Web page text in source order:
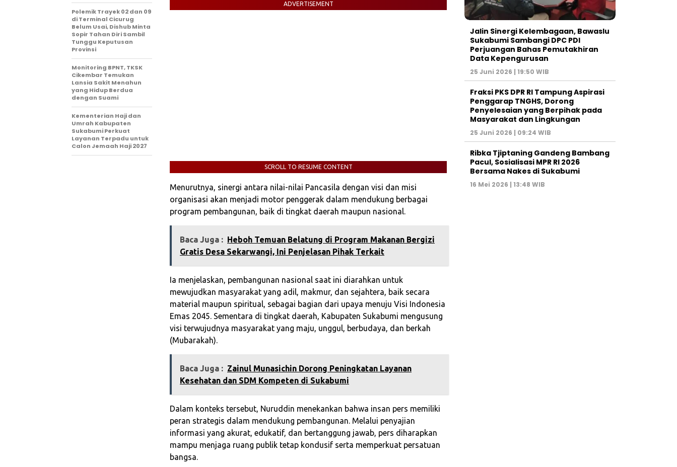
ADVERTISEMENT
SCROLL TO RESUME CONTENT
Menurutnya, sinergi antara nilai-nilai Pancasila dengan visi dan misi
organisasi akan menjadi motor penggerak dalam mendukung berbagai
program pembangunan, baik di tingkat daerah maupun nasional.
Baca Juga :
Heboh Temuan Belatung di Program Makanan Bergizi
Gratis Desa Sekarwangi, Ini Penjelasan Pihak Terkait
Ia menjelaskan, pembangunan nasional saat ini diarahkan untuk
mewujudkan masyarakat yang adil, makmur, dan sejahtera, baik secara
material maupun spiritual, sebagai bagian dari upaya menuju Visi Indonesia
Emas 2045. Sementara di tingkat daerah, Kabupaten Sukabumi mengusung
visi terwujudnya masyarakat yang maju, unggul, berbudaya, dan berkah
(Mubarakah).
Baca Juga : ‎Zainul Munasichin Dorong Peningkatan Layanan
Kesehatan dan SDM Kompeten di Sukabumi
Dalam konteks tersebut, Nuruddin menekankan bahwa insan pers memiliki
peran strategis dalam mendukung pembangunan. Melalui penyajian
informasi yang akurat, edukatif, dan bertanggung jawab, pers diharapkan
mampu menjaga ruang publik tetap kondusif serta memperkuat persatuan
bangsa.
Polemik Trayek 02 dan 09
di Terminal Cicurug
Belum Usai, Dishub Minta
Sopir Tahan Diri Sambil
Tunggu Keputusan
Provinsi
‎Monitoring BPNT, TKSK
Cikembar Temukan
Lansia Sakit Menahun
yang Hidup Berdua
dengan Suami
Kementerian Haji dan
Umrah Kabupaten
Sukabumi Perkuat
Layanan Terpadu untuk
Calon Jemaah Haji 2027
Jalin Sinergi Kelembagaan, Bawaslu
Sukabumi Sambangi DPC PDI
Perjuangan Bahas Pemutakhiran
Data Kepengurusan
25 Juni 2026 | 19:50 WIB
‎Fraksi PKS DPR RI Tampung Aspirasi
Penggarap TNGHS, Dorong
Penyelesaian yang Berpihak pada
Masyarakat dan Lingkungan‎
25 Juni 2026 | 09:24 WIB
Ribka Tjiptaning Gandeng Bambang
Pacul, Sosialisasi MPR RI 2026
Bersama Nakes di Sukabumi
16 Mei 2026 | 13:48 WIB